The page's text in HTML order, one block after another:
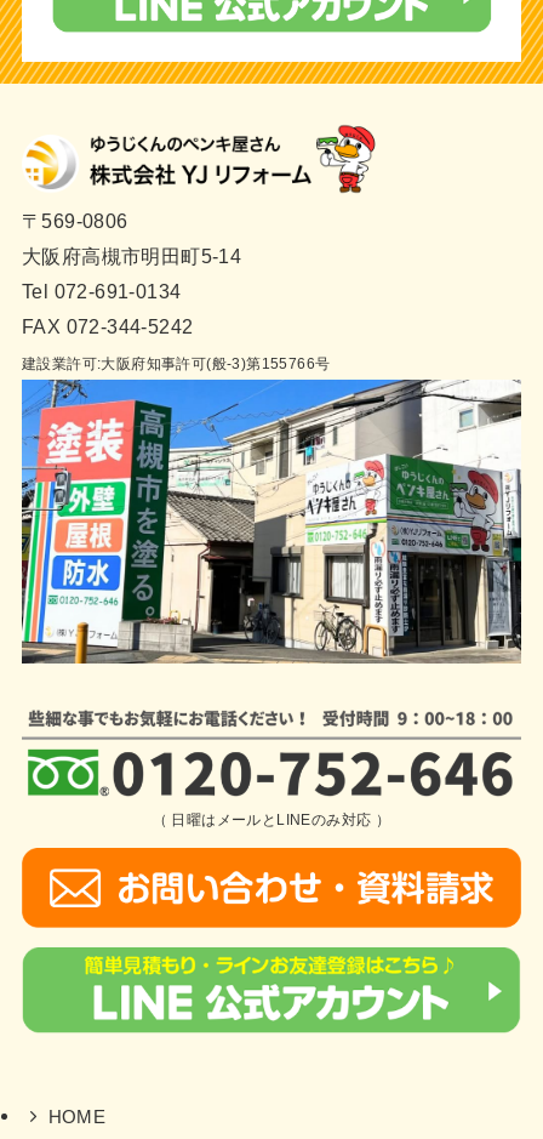
〒569-0806
大阪府高槻市明田町5-14
Tel 072-691-0134
FAX 072-344-5242
建設業許可:大阪府知事許可(般-3)第155766号
（ 日曜はメールとLINEのみ対応 ）
HOME